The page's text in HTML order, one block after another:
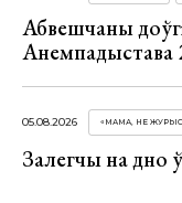
Абвешчаны доўгі
Анемпадыстава
05.08.2026 «МАМА, НЕ
Залегчы на дно